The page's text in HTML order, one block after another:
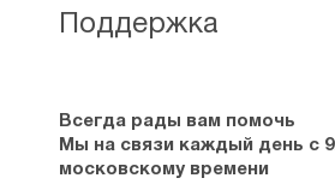
Поддержка
Всегда рады вам помочь
Мы на связи каждый день с
московскому времени